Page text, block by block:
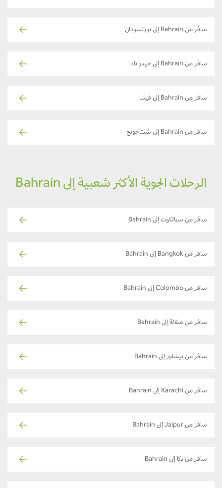
سافر من Bahrain إلى بورتسودان
سافر من Bahrain إلى حيدراباد
سافر من Bahrain إلى فيينا
سافر من Bahrain إلى شيتاجونج
الرحلات الجوية الأكثر شعبية إلى Bahrain
سافر من سيالكوت إلى Bahrain
سافر من Bangkok إلى Bahrain
سافر من Colombo إلى Bahrain
سافر من صلالة إلى Bahrain
سافر من بيشاور إلى Bahrain
سافر من Karachi إلى Bahrain
سافر من Jaipur إلى Bahrain
سافر من دكا إلى Bahrain